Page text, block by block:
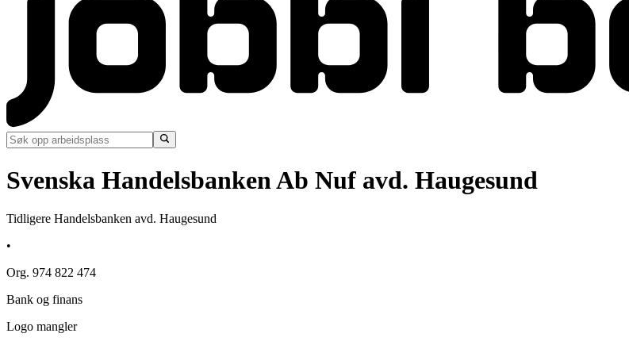
Svenska Handelsbanken Ab Nuf avd. Haugesund
Tidligere Handelsbanken avd. Haugesund
•
Org. 974 822 474
Bank og finans
Logo mangler